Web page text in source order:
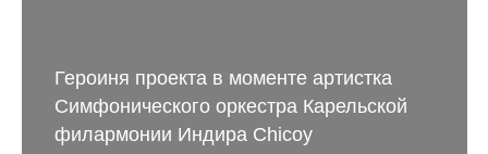
Героиня проекта в моменте артистка
Симфонического оркестра Карельской
филармонии Индира Chicoy